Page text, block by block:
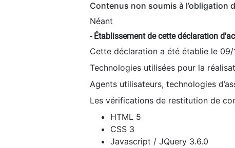
Contenus non soumis à l’obligation
Néant
- Établissement de cette déclaration
Cette déclaration a été établie le
Technologies utilisées pour la
Agents utilisateurs, technologies
Les vérifications de restitution de
HTML 5
CSS 3
Javascript / JQuery 3.6.0